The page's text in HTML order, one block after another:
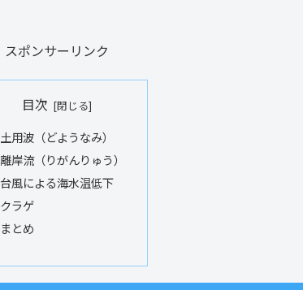
スポンサーリンク
目次
土用波（どようなみ）
離岸流（りがんりゅう）
台風による海水温低下
クラゲ
まとめ